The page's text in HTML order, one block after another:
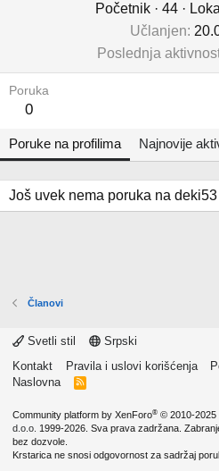
Početnik · 44 ·
Učlanjen
Poslednja
Poruka
0
Poruke na profilima Najnovije
Još uvek nema poruka na
Članovi
Svetli stil
Srpski
Kontakt
Pravila i uslovi korišćenja
Naslovna
R
Community platform by XenForo® © 2010-2025
d.o.o. 1999-2026. Sva prava zadržana.
bez dozvole.
Krstarica ne snosi odgovornost za sadržaj